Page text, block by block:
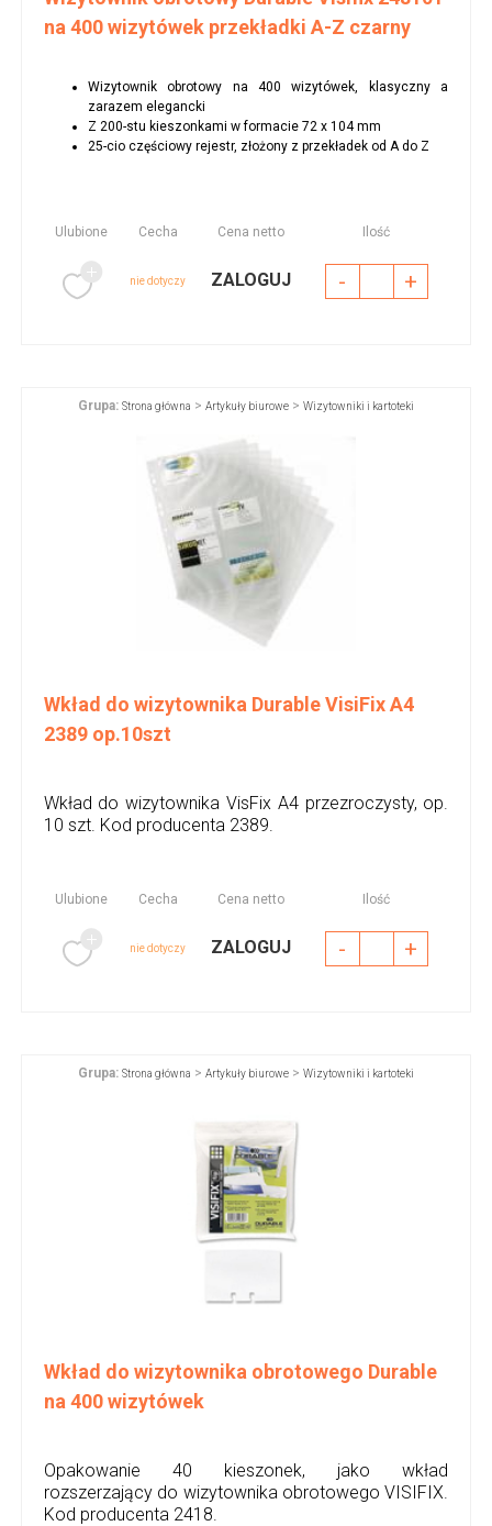
na 400 wizytówek przekładki A-Z czarny
Wizytownik obrotowy na 400 wizytówek, klasyczny a
zarazem elegancki
Z 200-stu kieszonkami w formacie 72 x 104 mm
25-cio częściowy rejestr, złożony z przekładek od A do Z
Ulubione Cecha Cena netto Ilość
nie dotyczy ZALOGUJ - +
Grupa: Strona główna > Artykuły biurowe > Wizytowniki i kartoteki
Wkład do wizytownika Durable VisiFix A4
2389 op.10szt
Wkład do wizytownika VisFix A4 przezroczysty, op.
10 szt. Kod producenta 2389.
Ulubione Cecha Cena netto Ilość
nie dotyczy ZALOGUJ - +
Grupa: Strona główna > Artykuły biurowe > Wizytowniki i kartoteki
Wkład do wizytownika obrotowego Durable
na 400 wizytówek
Opakowanie 40 kieszonek, jako wkład
rozszerzający do wizytownika obrotowego VISIFIX.
Kod producenta 2418.